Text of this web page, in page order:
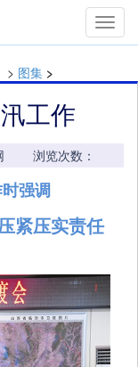
> 图集 >
工作
网 浏览次数：
强调
紧压实责任